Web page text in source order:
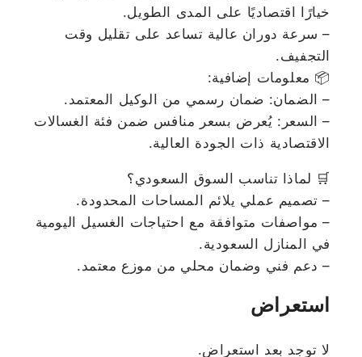
خيارًا اقتصاديًا على المدى الطويل.
– سرعة دوران عالية تساعد على تقليل وقت
التجفيف.
📦 معلومات إضافية:
– الضمان: ضمان رسمي من الوكيل المعتمد.
– السعر: يُعرض بسعر منافس ضمن فئة الغسالات
الاقتصادية ذات الجودة العالية.
🛒 لماذا تناسب السوق السعودي؟
– تصميم عملي يلائم المساحات المحدودة.
– مواصفات متوافقة مع احتياجات الغسيل اليومية
في المنازل السعودية.
– دعم فني وضمان محلي من موزع معتمد.
استعراض
لا توجد بعد استعراض.